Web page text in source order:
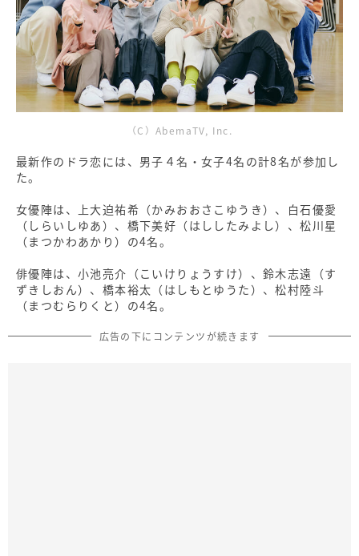
（C）AbemaTV, Inc.
最新作のドラ恋には、男子４名・女子4名の計8名が参加し
た。
女優陣は、上大迫祐希（かみおおさこゆうき）、白石優愛
（しらいしゆあ）、橋下美好（はししたみよし）、松川星
（まつかわあかり）の4名。
俳優陣は、小池亮介（こいけりょうすけ）、鈴木志遠（す
ずきしおん）、橋本裕太（はしもとゆうた）、松村陸斗
（まつむらりくと）の4名。
広告の下にコンテンツが続きます